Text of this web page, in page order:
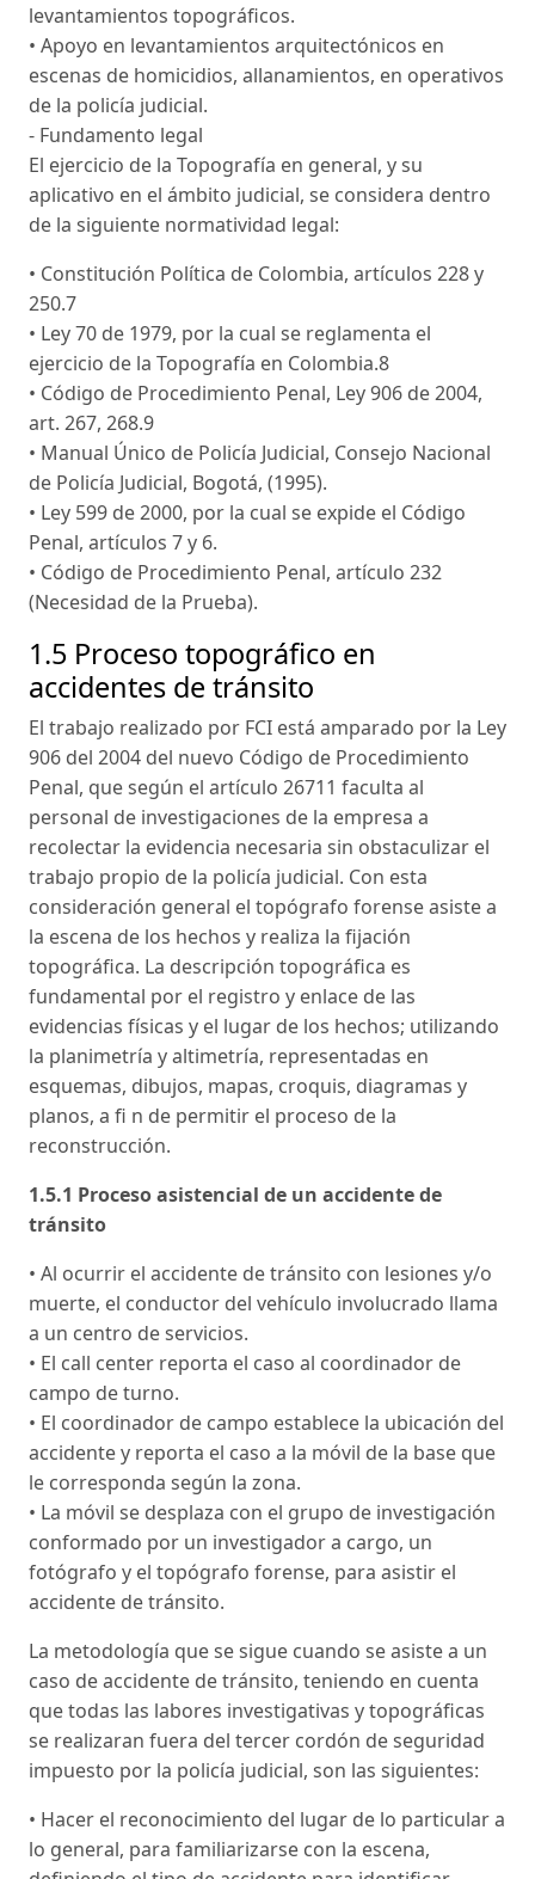
levantamientos topográficos.
• Apoyo en levantamientos arquitectónicos en
escenas de homicidios, allanamientos, en operativos
de la policía judicial.
- Fundamento legal
El ejercicio de la Topografía en general, y su
aplicativo en el ámbito judicial, se considera dentro
de la siguiente normatividad legal:
• Constitución Política de Colombia, artículos 228 y
250.7
• Ley 70 de 1979, por la cual se reglamenta el
ejercicio de la Topografía en Colombia.8
• Código de Procedimiento Penal, Ley 906 de 2004,
art. 267, 268.9
• Manual Único de Policía Judicial, Consejo Nacional
de Policía Judicial, Bogotá, (1995).
• Ley 599 de 2000, por la cual se expide el Código
Penal, artículos 7 y 6.
• Código de Procedimiento Penal, artículo 232
(Necesidad de la Prueba).
1.5 Proceso topográfico en
accidentes de tránsito
El trabajo realizado por FCI está amparado por la Ley
906 del 2004 del nuevo Código de Procedimiento
Penal, que según el artículo 26711 faculta al
personal de investigaciones de la empresa a
recolectar la evidencia necesaria sin obstaculizar el
trabajo propio de la policía judicial. Con esta
consideración general el topógrafo forense asiste a
la escena de los hechos y realiza la fijación
topográfica. La descripción topográfica es
fundamental por el registro y enlace de las
evidencias físicas y el lugar de los hechos; utilizando
la planimetría y altimetría, representadas en
esquemas, dibujos, mapas, croquis, diagramas y
planos, a fi n de permitir el proceso de la
reconstrucción.
1.5.1 Proceso asistencial de un accidente de
tránsito
• Al ocurrir el accidente de tránsito con lesiones y/o
muerte, el conductor del vehículo involucrado llama
a un centro de servicios.
• El call center reporta el caso al coordinador de
campo de turno.
• El coordinador de campo establece la ubicación del
accidente y reporta el caso a la móvil de la base que
le corresponda según la zona.
• La móvil se desplaza con el grupo de investigación
conformado por un investigador a cargo, un
fotógrafo y el topógrafo forense, para asistir el
accidente de tránsito.
La metodología que se sigue cuando se asiste a un
caso de accidente de tránsito, teniendo en cuenta
que todas las labores investigativas y topográficas
se realizaran fuera del tercer cordón de seguridad
impuesto por la policía judicial, son las siguientes:
• Hacer el reconocimiento del lugar de lo particular a
lo general, para familiarizarse con la escena,